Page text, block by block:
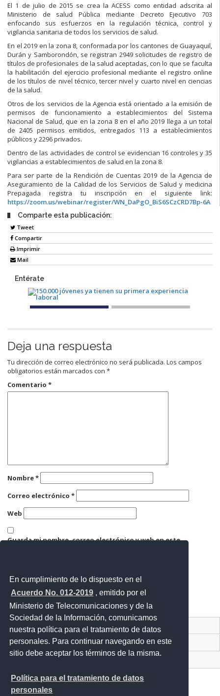
En cumplimiento de lo dispuesto en el
Acuerdo No. 012-2019 , emitido por el
Ministerio de Telecomunicaciones y de la
Sociedad de la Información, comunicamos
nuestra política para el tratamiento de datos
personales. Para continuar navegando en este
sitio debe aceptar los términos de la misma.
Política para el tratamiento de datos
personales
El 1 de julio de 2015 se crea la ACESS como entidad adscrita al
Ministerio de salud Pública mediante Decreto Ejecutivo 703
enfocando sus esfuerzos en la regulación técnica, control y
vigilancia sanitaria de todos los servicios de salud.
En el 2019 en la zona 8, conformada por los cantones de Guayaquil,
Durán y Samborondón, se registran 2949 solicitudes de registro de
títulos de profesionales de la salud aceptadas, con lo que se faculta
la habilitación del ejercicio profesional mediante el registro online
de los títulos de nivel técnico, tercer nivel y cuarto nivel en ciencias
de la salud.
Otros de los servicios de la Agencia está orientado a la emisión de
permisos de funcionamiento a establecimientos del Sistema
Nacional de Salud, que en la zona 8 en el año 2019 llega a un total
de 2405 permisos emitidos, entregados 113 a establecimientos
públicos y 2296 privados.
Dentro de las actividades de control se evidencian 16 controles y 35
vigilancias a establecimientos de salud en la zona 8.
Para ser parte de la Rendición de Cuentas 2019 de la Agencia de
Aseguramiento de la Calidad de los Servicios de Salud y medicina
Prepagada registra tu inscripción en el siguiente link:
https://zoom.us/webinar/register/WN_DaPgO_BiS6SCzCRD7Bp-6A
Comparte esta publicación:
Tweet
Compartir
Imprimir
Mail
Entérate
Deja una respuesta
Tu dirección de correo electrónico no será publicada. Los campos
obligatorios están marcados con *
Comentario *
Nombre*
Correo electrónico *
Web
Guarda mi nombre, correo electrónico y web en este
Contacto Ciudadano Digital
Portal Trámites Ciudadanos
Sistema Nacional de Información (SNI)